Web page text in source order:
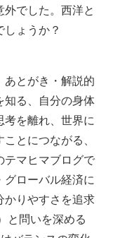
でした。西洋と
ょうか？
とがき・解説的
知る、自分の身体
考を離れ、世界に
とにつながる、
テマヒマブログで
グローバル経済に
かりやすさを追求
と問いを深める